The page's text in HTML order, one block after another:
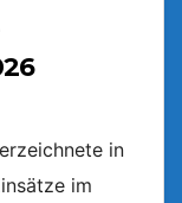
in
im